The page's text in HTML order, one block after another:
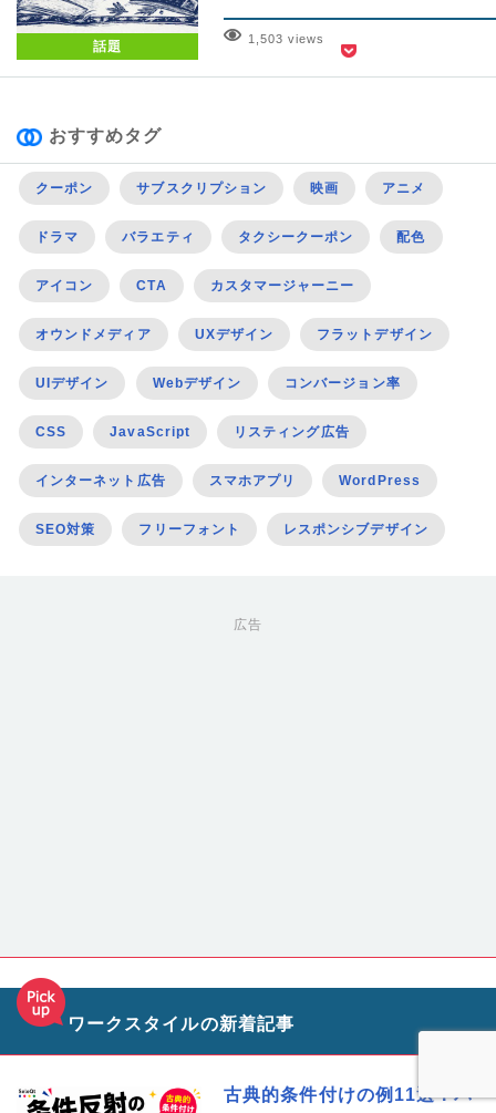
話題 1,503 views
おすすめタグ
クーポン サブスクリプション 映画 アニメ
ドラマ バラエティ タクシークーポン 配色
アイコン CTA カスタマージャーニー
オウンドメディア UXデザイン フラットデザイン
UIデザイン Webデザイン コンバージョン率
CSS JavaScript リスティング広告
インターネット広告 スマホアプリ WordPress
SEO対策 フリーフォント レスポンシブデザイン
広告
ワークスタイルの新着記事
古典的条件付けの例11選！パ